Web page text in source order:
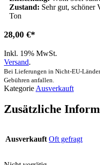
Zustand: Sehr gut, schöner
Ton
28,00 €
Inkl. 19% MwSt.
Versand.
Bei Lieferungen in Nicht-EU-
Gebühren anfallen.
Kategorie Ausverkauft
Zusätzliche
Ausverkauft Oft gefragt